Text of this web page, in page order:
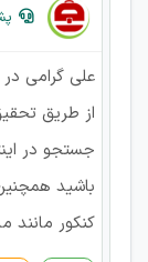
علی گرامی
از طریق
جستجو در
باشید
کنکور مانند